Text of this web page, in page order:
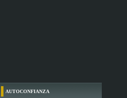
AUTOCONFIANZA